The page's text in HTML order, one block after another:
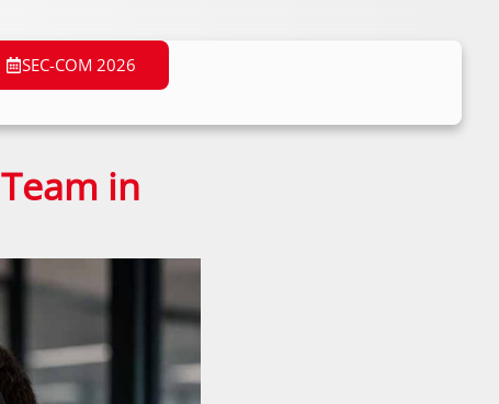
SEC-COM 2026
in